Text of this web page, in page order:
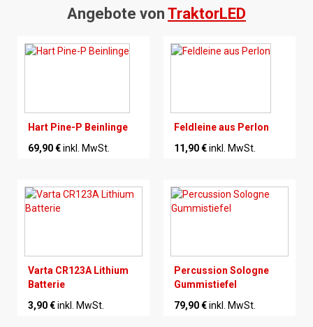
Angebote von TraktorLED
Hart Pine-P Beinlinge
69,90 €inkl. MwSt.
Feldleine aus Perlon
11,90 €inkl. MwSt.
Varta CR123A Lithium
Batterie
3,90 €inkl. MwSt.
Percussion Sologne
Gummistiefel
79,90 €inkl. MwSt.